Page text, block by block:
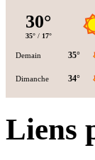
Liens